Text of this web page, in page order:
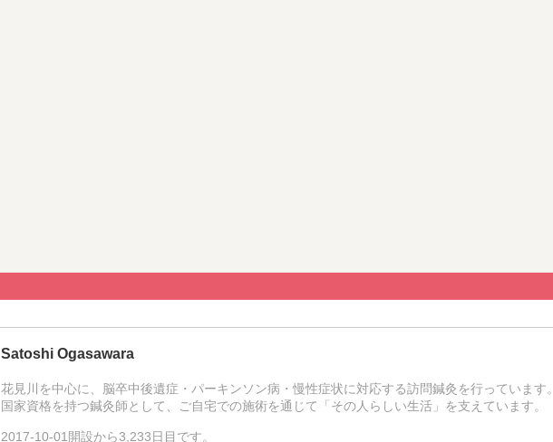
Satoshi Ogasawara
花見川を中心に、脳卒中後遺症・パーキンソン病・慢性症状に対応する訪問鍼灸を行っています。
国家資格を持つ鍼灸師として、ご自宅での施術を通じて「その人らしい生活」を支えています。
2017-10-01開設から3,233日目です。